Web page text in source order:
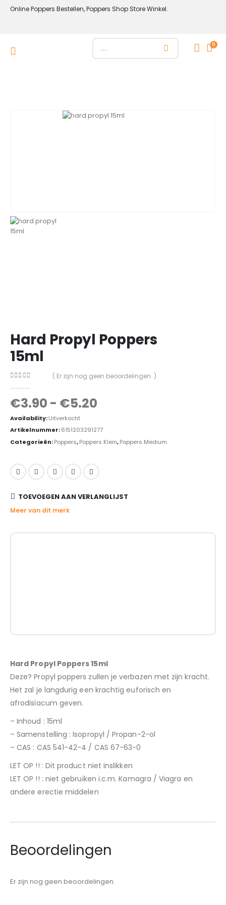
Online Poppers Bestellen, Poppers Shop Store Winkel.
0
Hard Propyl Poppers
15ml
( Er zijn nog geen beoordelingen. )
€3.90 - €5.20
Availability:Uitverkocht
Artikelnummer:6151203291277
Categorieën:Poppers,Poppers Klein,Poppers Medium
TOEVOEGEN AAN VERLANGLIJST
Meer van dit merk
Hard Propyl Poppers 15ml
Deze? Propyl poppers zullen je verbazen met zijn kracht.
Het zal je langdurig een krachtig euforisch en
afrodisiacum geven.
– Inhoud : 15ml
– Samenstelling : Isopropyl / Propan-2-ol
– CAS : CAS 541-42-4 / CAS 67-63-0
LET OP !! : Dit product niet inslikken
LET OP !! : niet gebruiken i.c.m. Kamagra / Viagra en
andere erectie middelen
Beoordelingen
Er zijn nog geen beoordelingen.